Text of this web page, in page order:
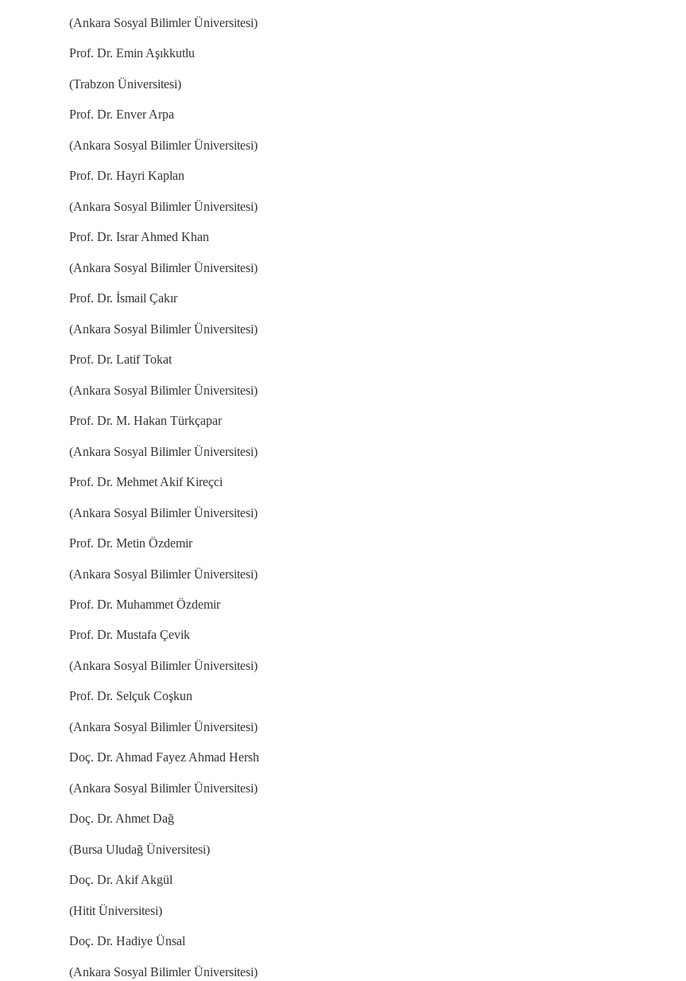
(Ankara Sosyal Bilimler Üniversitesi)
Prof. Dr. Emin Aşıkkutlu
(Trabzon Üniversitesi)
Prof. Dr. Enver Arpa
(Ankara Sosyal Bilimler Üniversitesi)
Prof. Dr. Hayri Kaplan
(Ankara Sosyal Bilimler Üniversitesi)
Prof. Dr. Israr Ahmed Khan
(Ankara Sosyal Bilimler Üniversitesi)
Prof. Dr. İsmail Çakır
(Ankara Sosyal Bilimler Üniversitesi)
Prof. Dr. Latif Tokat
(Ankara Sosyal Bilimler Üniversitesi)
Prof. Dr. M. Hakan Türkçapar
(Ankara Sosyal Bilimler Üniversitesi)
Prof. Dr. Mehmet Akif Kireçci
(Ankara Sosyal Bilimler Üniversitesi)
Prof. Dr. Metin Özdemir
(Ankara Sosyal Bilimler Üniversitesi)
Prof. Dr. Muhammet Özdemir
Prof. Dr. Mustafa Çevik
(Ankara Sosyal Bilimler Üniversitesi)
Prof. Dr. Selçuk Coşkun
(Ankara Sosyal Bilimler Üniversitesi)
Doç. Dr. Ahmad Fayez Ahmad Hersh
(Ankara Sosyal Bilimler Üniversitesi)
Doç. Dr. Ahmet Dağ
(Bursa Uludağ Üniversitesi)
Doç. Dr. Akif Akgül
(Hitit Üniversitesi)
Doç. Dr. Hadiye Ünsal
(Ankara Sosyal Bilimler Üniversitesi)